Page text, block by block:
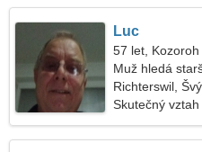
Luc
57 let, Kozoroh
Muž hledá
Richterswil,
Skutečný vztah